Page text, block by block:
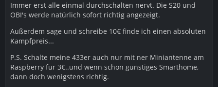
Immer erst alle einmal durchschalten nervt. Die S20 und
OBI's werde natürlich sofort richtig angezeigt.
Außerdem sage und schreibe 10€ finde ich einen absoluten
Kampfpreis...
P.S. Schalte meine 433er auch nur mit ner Miniantenne am
Raspberry für 3€..und wenn schon günstiges Smarthome,
dann doch wenigstens richtig.